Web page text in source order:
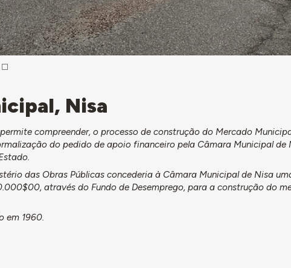
Nisa
compreender, o processo de construção do Mercado
do pedido de apoio financeiro pela Câmara Municipal de
das Obras Públicas concederia à Câmara Municipal de Nisa
através do Fundo de Desemprego, para a construção do
em 1960.